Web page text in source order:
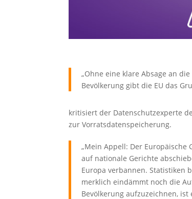
„Ohne eine klare Absage an
Bevölkerung gibt die EU das
kritisiert der Datenschutzexperte
zur Vorratsdatenspeicherung.
„Mein Appell: Der
auf nationale Gerichte
Europa verbannen. Statistiken
merklich eindämmt noch die
Bevölkerung aufzuzeichnen,